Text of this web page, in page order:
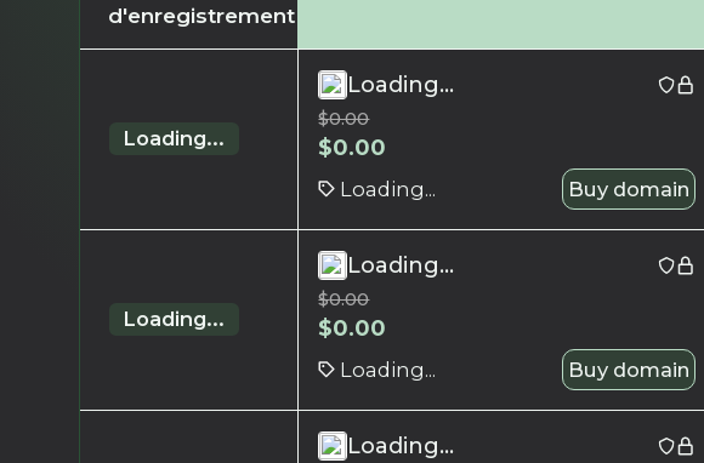
d'enregistrement
Loading...
Loading...
$0.00
$0.00
Loading... Buy domain
Loading...
Loading...
$0.00
$0.00
Loading... Buy domain
Loading...